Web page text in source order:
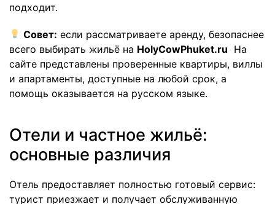
подходит.
Совет: если рассматриваете аренду, безопаснее
всего выбирать жильё на HolyCowPhuket.ru На
сайте представлены проверенные квартиры, виллы
и апартаменты, доступные на любой срок, а
помощь оказывается на русском языке.
Отели и частное жильё:
основные различия
Отель предоставляет полностью готовый сервис:
турист приезжает и получает обслуживанную